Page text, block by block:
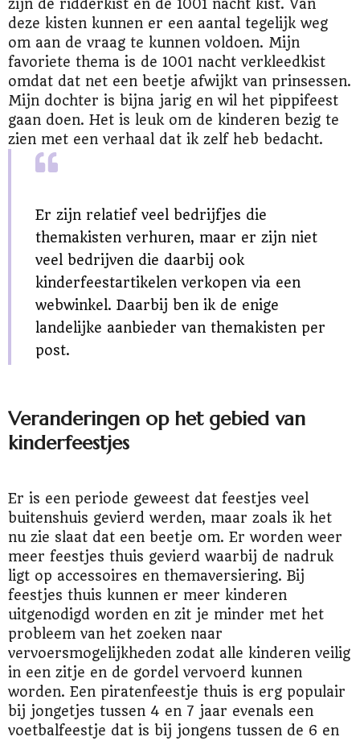
zijn de ridderkist en de 1001 nacht kist. Van
deze kisten kunnen er een aantal tegelijk weg
om aan de vraag te kunnen voldoen. Mijn
favoriete thema is de 1001 nacht verkleedkist
omdat dat net een beetje afwijkt van prinsessen.
Mijn dochter is bijna jarig en wil het pippifeest
gaan doen. Het is leuk om de kinderen bezig te
zien met een verhaal dat ik zelf heb bedacht.
Er zijn relatief veel bedrijfjes die
themakisten verhuren, maar er zijn niet
veel bedrijven die daarbij ook
kinderfeestartikelen verkopen via een
webwinkel. Daarbij ben ik de enige
landelijke aanbieder van themakisten per
post.
Veranderingen op het gebied van
kinderfeestjes
Er is een periode geweest dat feestjes veel
buitenshuis gevierd werden, maar zoals ik het
nu zie slaat dat een beetje om. Er worden weer
meer feestjes thuis gevierd waarbij de nadruk
ligt op accessoires en themaversiering. Bij
feestjes thuis kunnen er meer kinderen
uitgenodigd worden en zit je minder met het
probleem van het zoeken naar
vervoersmogelijkheden zodat alle kinderen veilig
in een zitje en de gordel vervoerd kunnen
worden. Een piratenfeestje thuis is erg populair
bij jongetjes tussen 4 en 7 jaar evenals een
voetbalfeestje dat is bij jongens tussen de 6 en